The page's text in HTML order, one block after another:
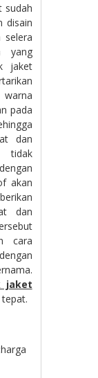
sudah
disain
selera
yang
jaket
pada
dan
tidak
akan
dan
cara
jaket